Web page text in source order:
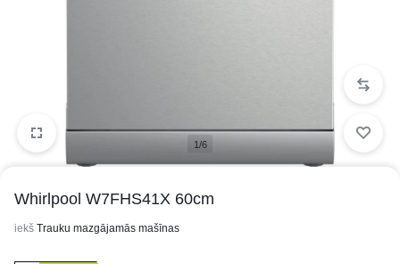
1/6
Whirlpool W7FHS41X 60cm
iekš Trauku mazgājamās mašīnas